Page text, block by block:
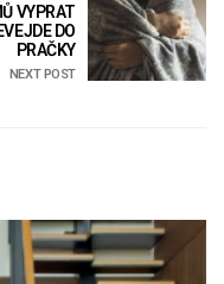
VYPRAT
DO
PRAČKY
NEXT POST